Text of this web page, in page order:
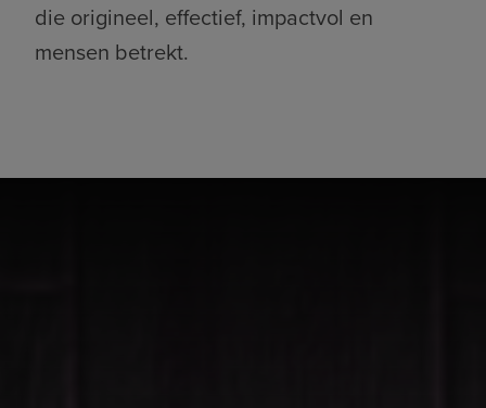
die origineel, effectief, impactvol en
mensen betrekt.